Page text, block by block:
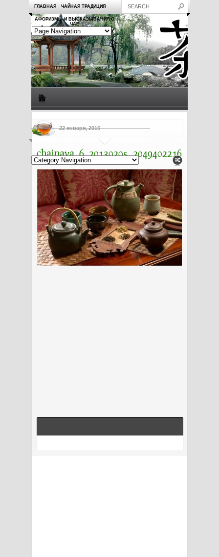
ГЛАВНАЯ ЧАЙНАЯ ТРАДИЦИЯ
АФОРИЗМЫ И ВЫСКАЗЫВАНИЯ О
ЧАЕ
Рецепты с чаем Полезные свойства чая
22 января, 2016
chainaya_6_20130205_2049402216